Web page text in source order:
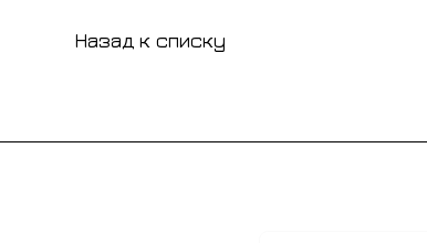
Назад к списку